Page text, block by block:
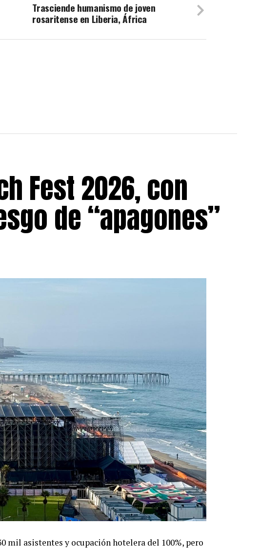
Trasciende humanismo de joven
rosaritense en Liberia, África
Fest 2026, con
de “apagones”
mil asistentes y ocupación hotelera del 100%, pero